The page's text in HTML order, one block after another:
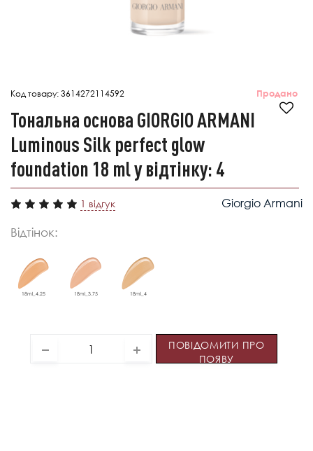
Код товару:3614272114592 Продано
Тональна основа GIORGIO ARMANI
Luminous Silk perfect glow
foundation 18 ml у відтінку: 4
1 відгук
Giorgio Armani
Відтінок:
18ml_4.25 18ml_3.75 18ml_4
ПОВІДОМИТИ ПРО
ПОЯВУ